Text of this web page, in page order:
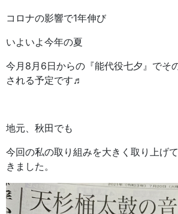
コロナの影響で1年伸び
いよいよ今年の夏
今月8月6日からの『能代役七夕』でそ
される予定です♬
地元、秋田でも
今回の私の取り組みを大きく取り上げ
きました。